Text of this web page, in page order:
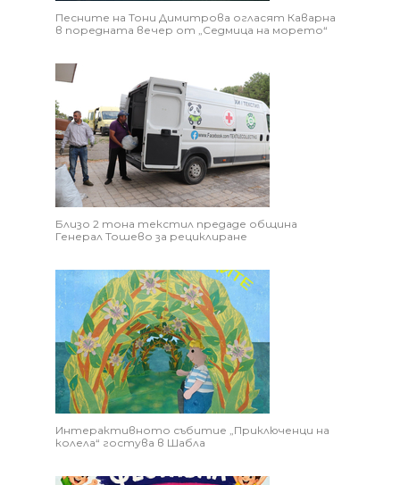
Песните на Тони Димитрова огласят Каварна
в поредната вечер от „Седмица на морето“
Близо 2 тона текстил предаде община
Генерал Тошево за рециклиране
Интерактивното събитие „Приключенци на
колела“ гостува в Шабла